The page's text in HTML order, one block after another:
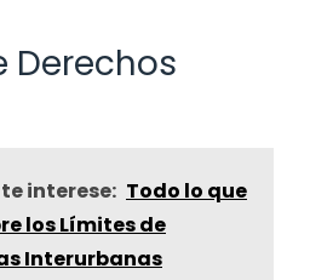
Derechos
interese: Todo lo que
los Límites de
Interurbanas